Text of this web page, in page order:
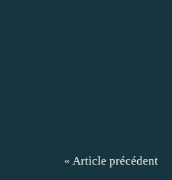
« Article précédent